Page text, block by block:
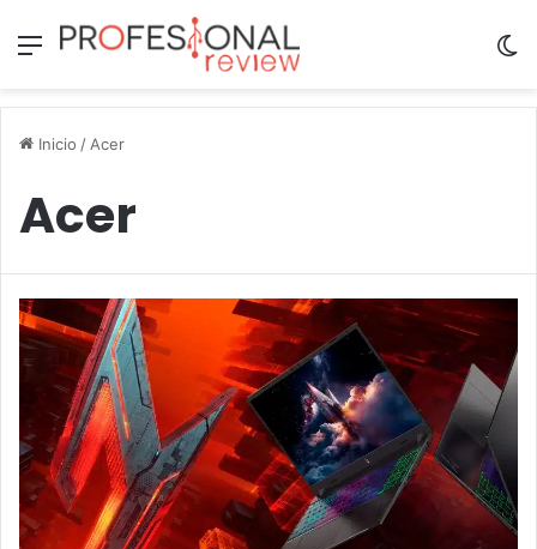
Menú
Inicio /Acer
Acer